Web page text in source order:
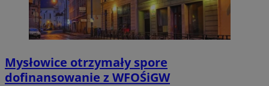
Mysłowice otrzymały spore
dofinansowanie z WFOŚiGW